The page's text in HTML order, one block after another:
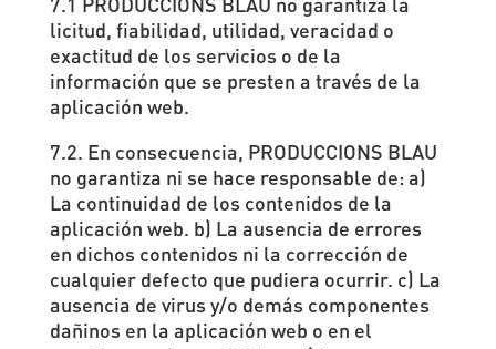
licitud, fiabilidad, utilidad, veracidad o
exactitud de los servicios o de la
información que se presten a través de la
aplicación web.
7.2. En consecuencia, PRODUCCIONS BLAU
no garantiza ni se hace responsable de: a)
La continuidad de los contenidos de la
aplicación web. b) La ausencia de errores
en dichos contenidos ni la corrección de
cualquier defecto que pudiera ocurrir. c) La
ausencia de virus y/o demás componentes
dañinos en la aplicación web o en el